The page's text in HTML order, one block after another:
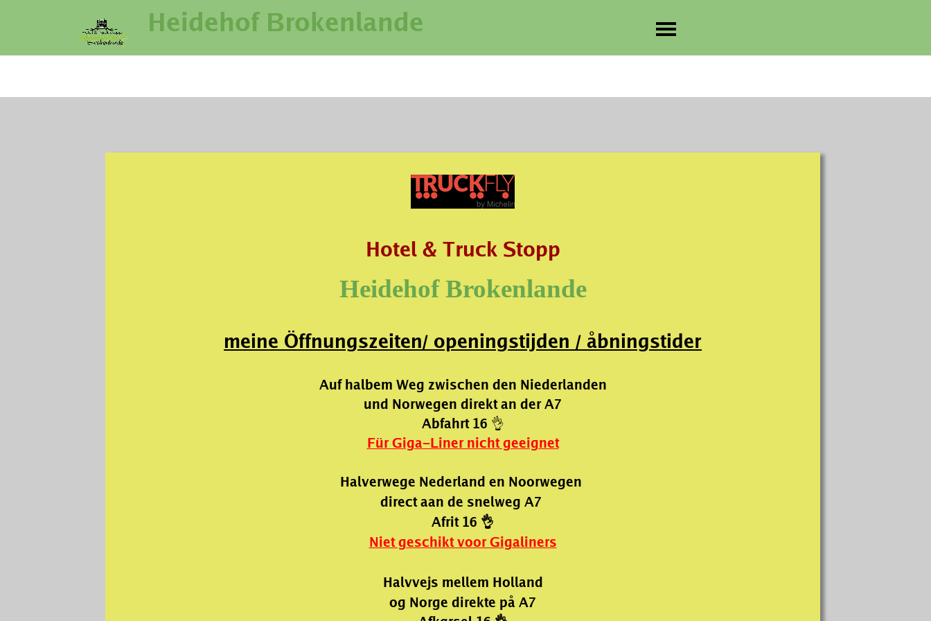
Heidehof Brokenlande
Hotel & Truck Stopp
Heidehof Brokenlande
meine Öffnungszeiten/ openingstijden / åbningstider
Auf halbem Weg zwischen den Niederlanden
und Norwegen direkt an der A7
Abfahrt 16 👌
Für Giga-Liner nicht geeignet
Halverwege Nederland en Noorwegen
direct aan de snelweg A7
Afrit 16 👌
Niet geschikt voor Gigaliners
Halvvejs mellem Holland
og Norge direkte på A7